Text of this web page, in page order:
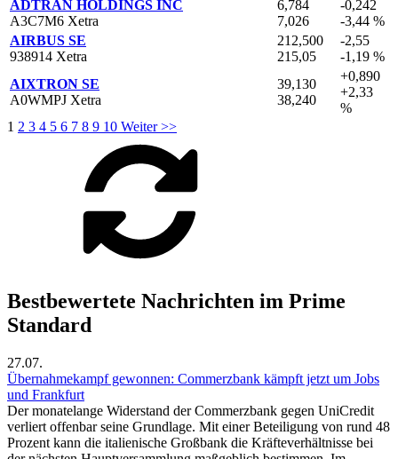
ADTRAN HOLDINGS INC
A3C7M6 Xetra
6,784
7,026
-0,242
-3,44 %
AIRBUS SE
938914 Xetra
212,500
215,05
-2,55
-1,19 %
AIXTRON SE
A0WMPJ Xetra
39,130
38,240
+0,890
+2,33
%
1 2 3 4 5 6 7 8 9 10 Weiter >>
Bestbewertete Nachrichten im Prime
Standard
27.07.
Übernahmekampf gewonnen: Commerzbank kämpft jetzt um Jobs
und Frankfurt
Der monatelange Widerstand der Commerzbank gegen UniCredit
verliert offenbar seine Grundlage. Mit einer Beteiligung von rund 48
Prozent kann die italienische Großbank die Kräfteverhältnisse bei